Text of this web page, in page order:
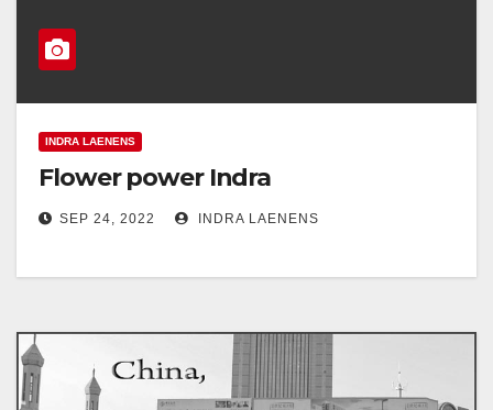
INDRA LAENENS
Flower power Indra
SEP 24, 2022 INDRA LAENENS